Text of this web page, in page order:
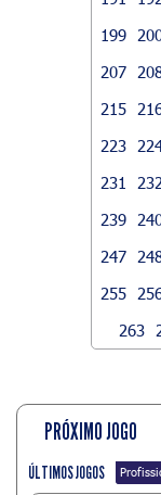
199
207
215
223
231
232
239
247
255
263
PRÓXIMO JOGO
ÚLTIMOS JOGOS